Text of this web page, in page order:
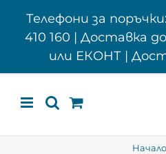
Телефони за
410 160 | Доставка
или ЕКОНТ |
Начало